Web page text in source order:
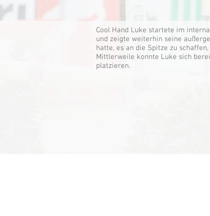
Cool Hand Luke startete im
und zeigte weiterhin seine
hatte, es an die Spitze zu
Mittlerweile konnte Luke sich
platzieren.